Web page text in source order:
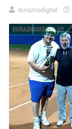
duraznodigital